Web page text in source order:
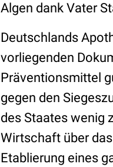
Algen dank Vater
Deutschlands
vorliegenden
Präventionsmittel
gegen den
des Staates wenig
Wirtschaft über
Etablierung eines